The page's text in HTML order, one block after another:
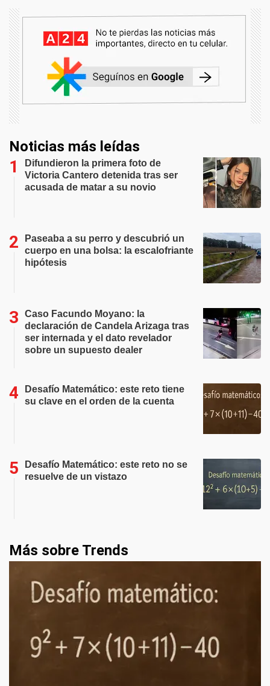
Noticias más leídas
Difundieron la primera foto de
Victoria Cantero detenida tras ser
acusada de matar a su novio
Paseaba a su perro y descubrió un
cuerpo en una bolsa: la escalofriante
hipótesis
Caso Facundo Moyano: la
declaración de Candela Arizaga tras
ser internada y el dato revelador
sobre un supuesto dealer
Desafío Matemático: este reto tiene
su clave en el orden de la cuenta
Desafío Matemático: este reto no se
resuelve de un vistazo
Más sobre Trends